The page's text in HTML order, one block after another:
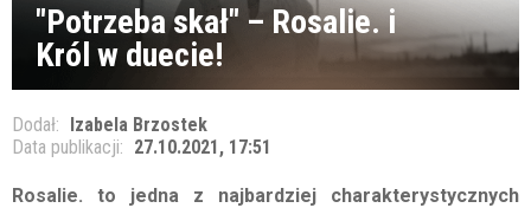
"Potrzeba skał" – Rosalie. i
Król w duecie!
Dodał: Izabela Brzostek
Data publikacji: 27.10.2021, 17:51
Rosalie. to jedna z najbardziej charakterystycznych